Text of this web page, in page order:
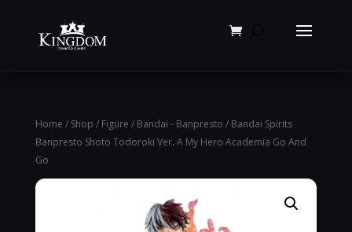
Home / Shop / Figure / Bandai - Banpresto / Bandai Spirits
Banpresto Shoto Todoroki Ver. A My Hero Academia Go And
Go